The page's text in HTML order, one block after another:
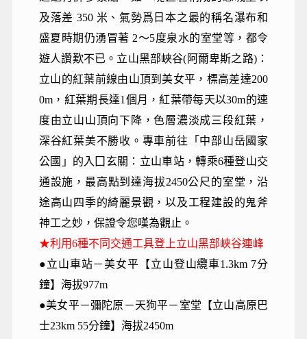
及落差 350 米、氣勢爲日本之最的稱名瀑布和
盛夏時期仍湧冒著 2～5度泉水的室堂等，都令
遊人讚歎不已。立山黑部峽谷(阿爾卑斯之路)：
立山的紅葉前線由山頂到美女平，標高差達200
0m，紅葉期長達1個月，紅葉帶每天以30m的速
度由立山山頂向下降，色層濃淡成三段紅葉，
深谷紅葉美不勝收。專車前往「中部山岳國家
公國」的入囗玄關：立山車站，轉乘6種登山交
通設施，最高點到達海拔2450公尺的室堂，沿
途高山四季的綺麗景觀，以及工程建設的鬼斧
神工之妙，保證令您嘆為觀止。
★利用6種不同交通工具登上立山黑部峽谷連峰
●立山車站－美女平【立山登山纜車1.3km 7分
鐘】海拔977m
●美女平－彌陀原－天狗平－室堂【立山高原巴
士23km 55分鐘】海拔2450m